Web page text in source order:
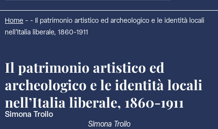
Home - - Il patrimonio artistico ed archeologico e le identità locali
nell’Italia liberale, 1860-1911
Il patrimonio artistico ed
archeologico e le identità locali
nell’Italia liberale, 1860-1911
Simona Troilo
Simona Troilo